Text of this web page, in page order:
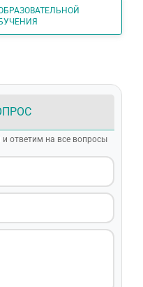
ответим на все вопросы